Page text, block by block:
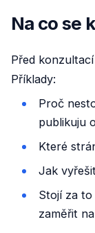
Na co se
Před
Příklady:
Proč
publikuju
Které
Jak
Stojí za
zaměřit